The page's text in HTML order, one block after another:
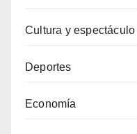
Cultura y espectáculo
Deportes
Economía